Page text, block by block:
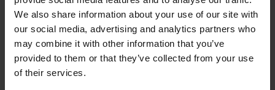
We also share information about your use of our site with
our social media, advertising and analytics partners who
may combine it with other information that you’ve
provided to them or that they’ve collected from your use
of their services.